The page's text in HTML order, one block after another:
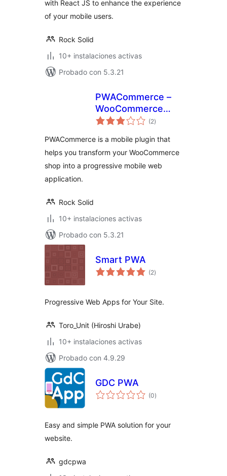
with React JS to enhance the experience
of your mobile users.
Rock Solid
10+ instalaciones activas
Probado con 5.3.21
PWACommerce –
WooCommerce
Mobile Plugin for
Apps & Hybrid
Mobile Apps
(2total
de
)
PWACommerce is a mobile plugin that
helps you transform your WooCommerce
shop into a progressive mobile web
application.
Rock Solid
10+ instalaciones activas
Probado con 5.3.21
Smart PWA
(2total
de
)
Progressive Web Apps for Your Site.
Toro_Unit (Hiroshi Urabe)
10+ instalaciones activas
Probado con 4.9.29
GDC PWA
(0total
de
)
Easy and simple PWA solution for your
website.
gdcpwa